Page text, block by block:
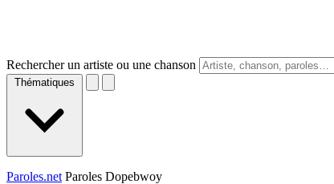
Rechercher un artiste ou une chanson
Thématiques
Paroles.net Paroles Dopebwoy